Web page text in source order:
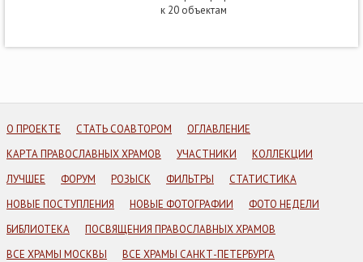
к 20 объектам
О ПРОЕКТЕ СТАТЬ СОАВТОРОМ
ОГЛАВЛЕНИЕ
КАРТА ПРАВОСЛАВНЫХ ХРАМОВ
УЧАСТНИКИ
КОЛЛЕКЦИИ
ЛУЧШЕЕ
ФОРУМ РОЗЫСК ФИЛЬТРЫ
СТАТИСТИКА
НОВЫЕ ПОСТУПЛЕНИЯ
НОВЫЕ ФОТОГРАФИИ
ФОТО НЕДЕЛИ
БИБЛИОТЕКА
ПОСВЯЩЕНИЯ ПРАВОСЛАВНЫХ ХРАМОВ
ВСЕ ХРАМЫ МОСКВЫ
ВСЕ ХРАМЫ САНКТ-ПЕТЕРБУРГА